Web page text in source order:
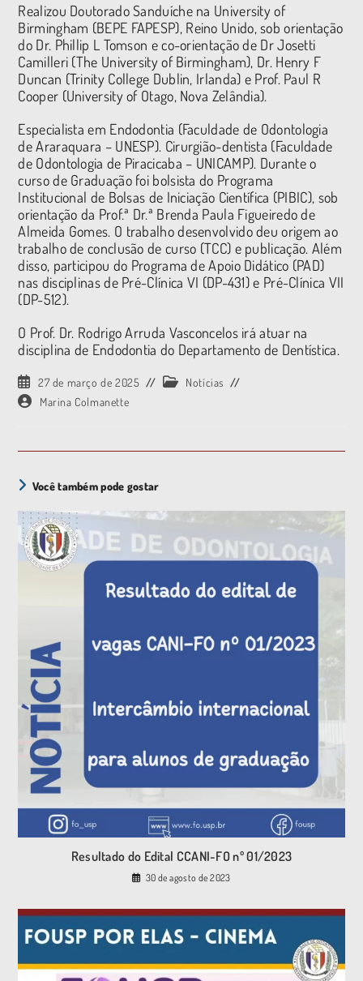
Realizou Doutorado Sanduíche na University of
Birmingham (BEPE FAPESP), Reino Unido, sob orientação
do Dr. Phillip L Tomson e co-orientação de Dr Josetti
Camilleri (The University of Birmingham), Dr. Henry F
Duncan (Trinity College Dublin, Irlanda) e Prof. Paul R
Cooper (University of Otago, Nova Zelândia).
Especialista em Endodontia (Faculdade de Odontologia
de Araraquara – UNESP). Cirurgião-dentista (Faculdade
de Odontologia de Piracicaba – UNICAMP). Durante o
curso de Graduação foi bolsista do Programa
Institucional de Bolsas de Iniciação Científica (PIBIC), sob
orientação da Prof.ª Dr.ª Brenda Paula Figueiredo de
Almeida Gomes. O trabalho desenvolvido deu origem ao
trabalho de conclusão de curso (TCC) e publicação. Além
disso, participou do Programa de Apoio Didático (PAD)
nas disciplinas de Pré-Clínica VI (DP-431) e Pré-Clínica VII
(DP-512).
O Prof. Dr. Rodrigo Arruda Vasconcelos irá atuar na
disciplina de Endodontia do Departamento de Dentística.
27 de março de 2025
Notícias
Marina Colmanette
Você também pode gostar
Resultado do Edital CCANI-FO nº 01/2023
30 de agosto de 2023